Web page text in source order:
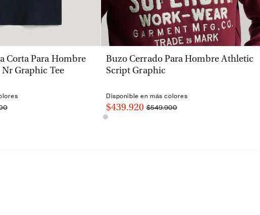
RÁPIDA
Corta Para Hombre
Graphic Tee
VISTA RÁPIDA
Buzo Cerrado Para Hombre Athletic
Script Graphic
Disponible en más colores
$439.920 $549.900